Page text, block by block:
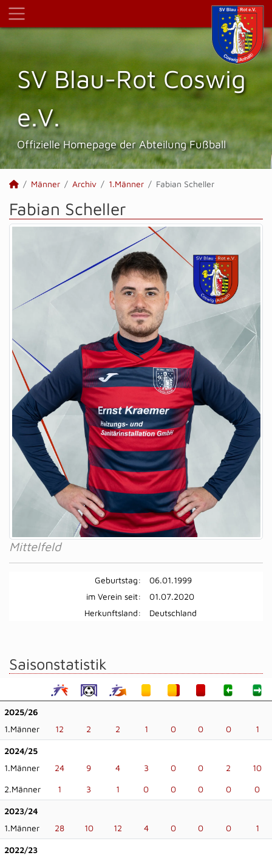
SV Blau-Rot Coswig
e.V.
Offizielle Homepage der Abteilung Fußball
Männer Archiv 1.Männer Fabian Scheller
Fabian Scheller
Mittelfeld
Geburtstag:
06.01.1999
im Verein seit:
01.07.2020
Herkunftsland:
Deutschland
Saisonstatistik
2025/26
1.Männer
12 2 2 1 0 0 0 1
2024/25
1.Männer
24 9 4 3 0 0 2 10
2.Männer 1 3 1 0 0 0 0 0
2023/24
1.Männer
28 10 12 4 0 0 0 1
2022/23